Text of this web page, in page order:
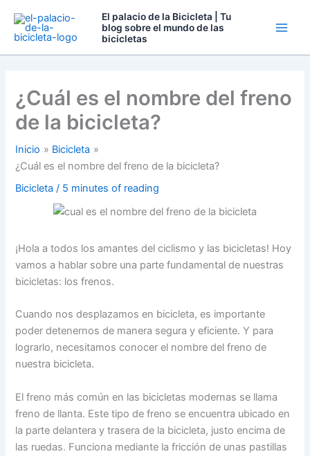
contenido
El palacio de la Bicicleta | Tu
blog sobre el mundo de las
bicicletas
¿Cuál es el nombre del freno
de la bicicleta?
Inicio
Bicicleta
¿Cuál es el nombre del freno de la bicicleta?
Bicicleta / 5 minutes of reading
¡Hola a todos los amantes del ciclismo y las bicicletas! Hoy
vamos a hablar sobre una parte fundamental de nuestras
bicicletas: los frenos.
Cuando nos desplazamos en bicicleta, es importante
poder detenernos de manera segura y eficiente. Y para
lograrlo, necesitamos conocer el nombre del freno de
nuestra bicicleta.
El freno más común en las bicicletas modernas se llama
freno de llanta. Este tipo de freno se encuentra ubicado en
la parte delantera y trasera de la bicicleta, justo encima de
las ruedas. Funciona mediante la fricción de unas pastillas